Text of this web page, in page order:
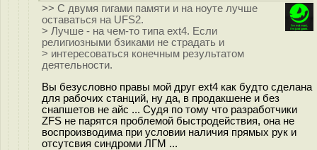
>> С двумя гигами памяти и на ноуте лучше
оставаться на UFS2.
> Лучше - на чем-то типа ext4. Если
религиозными бзиками не страдать и
> интересоваться конечным результатом
деятельности.
Вы безусловно правы мой друг ext4 как будто сделана
для рабочих станций, ну да, в продакшене и без
снапшетов не айс ... Судя по тому что разработчики
ZFS не парятся проблемой быстродействия, она не
воспроизводима при условии наличия прямых рук и
отсутсвия синдроми ЛГМ ...